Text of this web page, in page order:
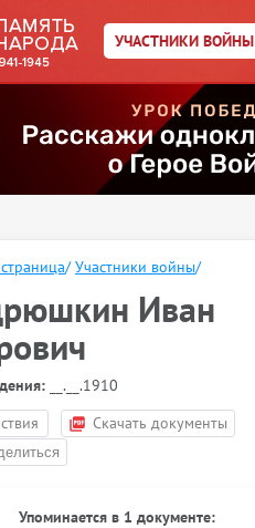
УЧАСТНИКИ ВОЙНЫ
/ Участники войны/
Иван
__.__.1910
Скачать документы
Упоминается в 1 документе: